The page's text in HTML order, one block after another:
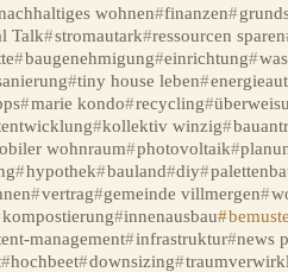
wohnen finanzen
Talk stromautark ressourcen sparen
baugenehmigung einrichtung
tiny house leben
marie kondo recycling
kollektiv winzig
wohnraum photovoltaik
hypothek bauland diy
vertrag gemeinde villmergen
kompostierung innenausbau
management infrastruktur news
hochbeet downsizing